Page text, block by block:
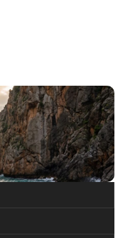
Santanyí, la